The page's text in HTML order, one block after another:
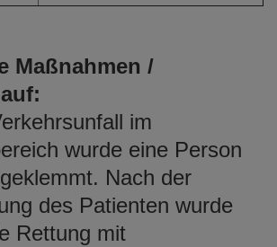
Maßnahmen /
im
wurde eine Person
Nach der
des Patienten wurde
Rettung mit